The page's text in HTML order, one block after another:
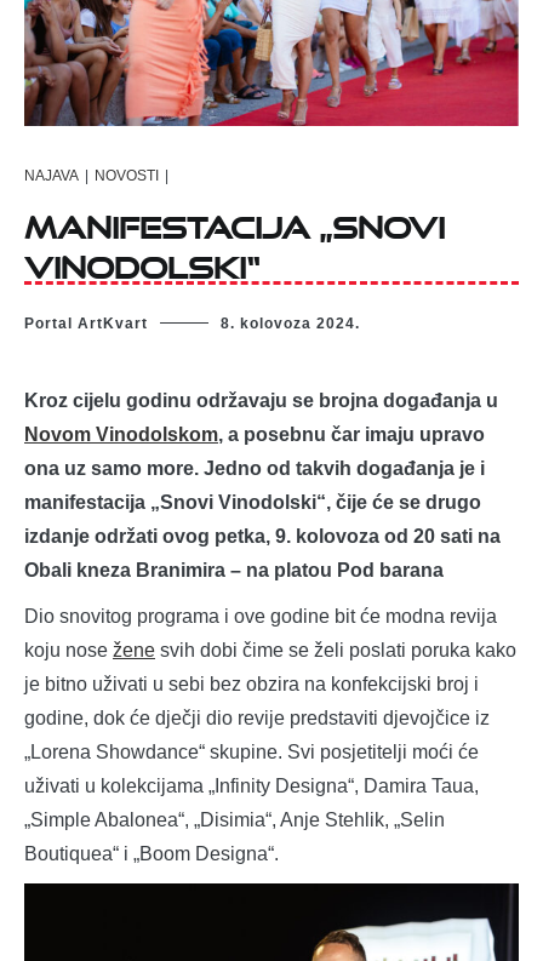
NAJAVA | NOVOSTI |
Manifestacija „Snovi
Vinodolski“
Portal ArtKvart 8. kolovoza 2024.
Kroz cijelu godinu održavaju se brojna događanja u
Novom Vinodolskom, a posebnu čar imaju upravo
ona uz samo more. Jedno od takvih događanja je i
manifestacija „Snovi Vinodolski“, čije će se drugo
izdanje održati ovog petka, 9. kolovoza od 20 sati na
Obali kneza Branimira – na platou Pod barana
Dio snovitog programa i ove godine bit će modna revija
koju nose žene svih dobi čime se želi poslati poruka kako
je bitno uživati u sebi bez obzira na konfekcijski broj i
godine, dok će dječji dio revije predstaviti djevojčice iz
„Lorena Showdance“ skupine. Svi posjetitelji moći će
uživati u kolekcijama „Infinity Designa“, Damira Taua,
„Simple Abalonea“, „Disimia“, Anje Stehlik, „Selin
Boutiquea“ i „Boom Designa“.